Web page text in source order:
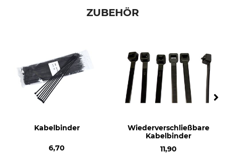
ZUBEHÖR
Kabelbinder
6,70
Wiederverschließbare
Kabelbinder
11,90